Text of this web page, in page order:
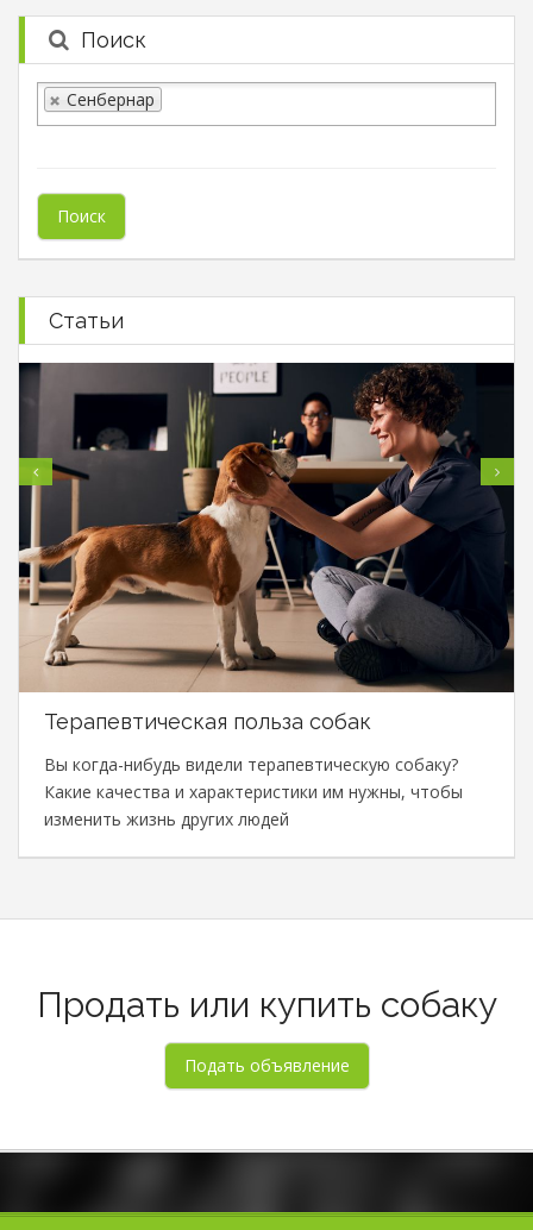
Поиск
Сенбернар
Статьи
Терапевтическая польза собак
Вы когда-нибудь видели терапевтическую собаку?
Какие качества и характеристики им нужны, чтобы
изменить жизнь других людей
Продать или купить собаку